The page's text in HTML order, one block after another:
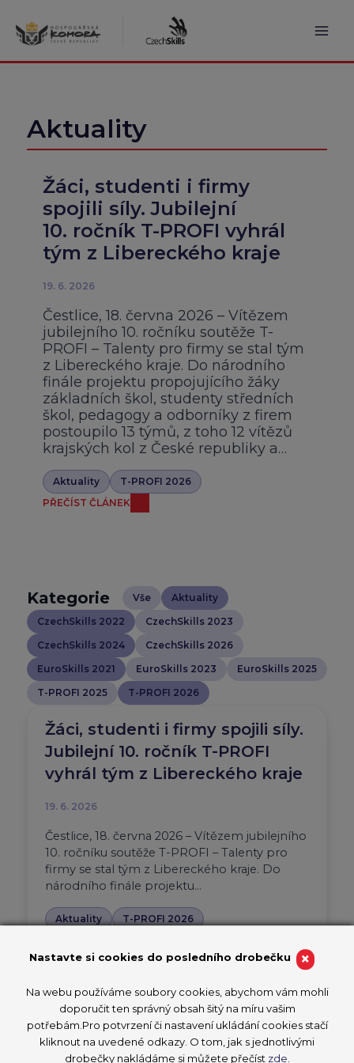
obsah
Aktuality
Žáci, studenti i firmy
spojili síly. Jubilejní
10. ročník T-PROFI vyhrál
tým z Libereckého kraje
19. 6. 2026
Čestlice, 18. června 2026 – Vítězem
jubilejního 10. ročníku soutěže T-
PROFI – Talenty pro firmy se stal tým
z Libereckého kraje. Do národního
finále projektu propojujícího žáky
základních škol, studenty středních
škol, pedagogy a odborníky z firem
postoupilo 13 týmů, z toho 12 vítězů
krajských kol z České republiky a…
Aktuality
T-PROFI 2026
PŘEČÍST ČLÁNEK
Kategorie Vše
Aktuality
CzechSkills 2022
CzechSkills 2023
CzechSkills 2024
CzechSkills 2026
EuroSkills 2021
EuroSkills 2023
EuroSkills 2025
T-PROFI 2025
T-PROFI 2026
Žáci, studenti i firmy spojili síly.
Jubilejní 10. ročník T-PROFI
vyhrál tým z Libereckého kraje
19. 6. 2026
Čestlice, 18. června 2026 – Vítězem jubilejního
10. ročníku soutěže T-PROFI – Talenty pro
firmy se stal tým z Libereckého kraje. Do
národního finále projektu…
Aktuality
T-PROFI 2026
Devatenáctiletý vítěz
CzechSkills studuje dva obory.
×
Nastavte si cookies do posledního drobečku
Na webu používáme soubory cookies, abychom vám mohli
doporučit ten správný obsah šitý na míru vašim
potřebám.Pro potvrzení či nastavení ukládání cookies stačí
kliknout na uvedené odkazy. O tom, jak s jednotlivými
drobečky nakládáme si můžete přečíst zde